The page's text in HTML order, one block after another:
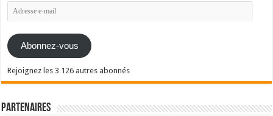
Adresse
e-
Abonnez-vous
Rejoignez les 3 126 autres abonnés
Partenaires